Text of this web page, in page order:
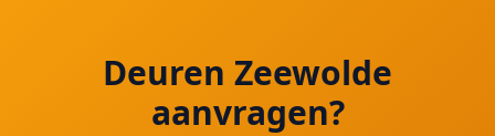
Deuren Zeewolde
aanvragen?